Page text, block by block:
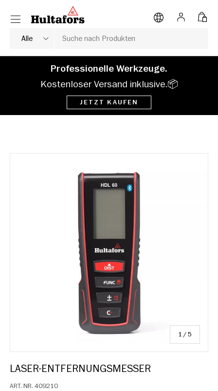
DIREKT ZUM INHALT
Suche
Produkttyp
Alle
Anmelden
Menü
Professionelle Werkzeuge.
Kostenloser Versand inklusive.📦
JETZT KAUFEN
1 /von
5
LASER-ENTFERNUNGSMESSER
ART. NR. 409210